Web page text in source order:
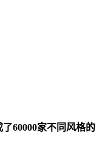
60000家不同风格的